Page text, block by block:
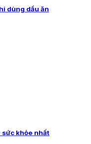
dùng dầu ăn
sức khỏe nhất